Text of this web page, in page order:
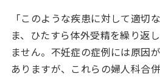
「このような疾患に対して適切
ま、ひたすら体外受精を繰り返
ません。不妊症の症例には原因
ありますが、これらの婦人科合